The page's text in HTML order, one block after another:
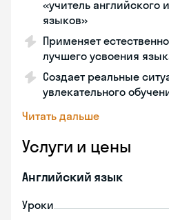
«учитель английского
языков»
Применяет
лучшего усвоения
Создает реальные
увлекательного
Читать дальше
Услуги и цены
Английский язык
Уроки